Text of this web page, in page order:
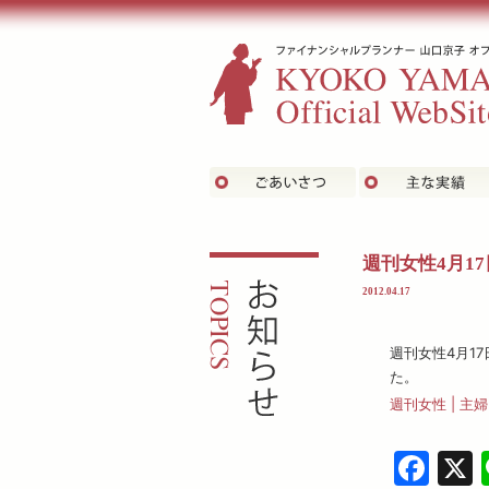
ごあいさつ
お知らせ週刊女性4月
2012.04.17
週刊女性4月17
た。
週刊女性 | 主